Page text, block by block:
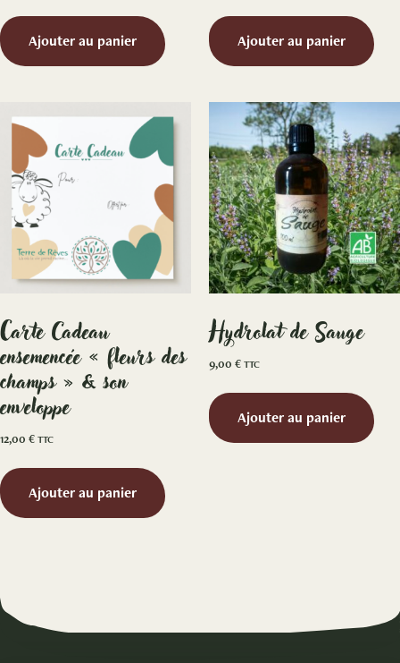
Ajouter au panier Ajouter au panier
Carte Cadeau
ensemencée « fleurs des
champs » & son
enveloppe
12,00 € TTC
Ajouter au panier
Hydrolat de Sauge
9,00 € TTC
Ajouter au panier